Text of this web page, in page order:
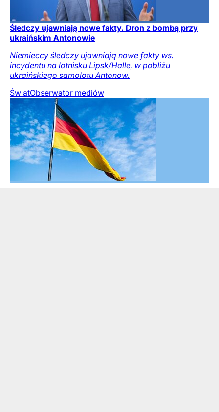
Śledczy ujawniają nowe fakty. Dron z bombą przy
ukraińskim Antonowie
Niemieccy śledczy ujawniają nowe fakty ws.
incydentu na lotnisku Lipsk/Halle, w pobliżu
ukraińskiego samolotu Antonow.
ŚwiatObserwator mediów